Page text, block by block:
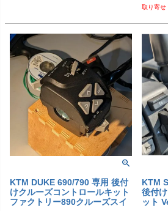
KTM DUKE 690/790 専用 後付
けクルーズコントロールキット
ファクトリー890クルーズスイ
KTM
後付
ット